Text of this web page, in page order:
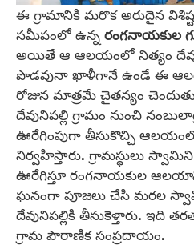
ఈ గ్రామానికి మరొక అరుదైన
సమీపంలో ఉన్నరంగనాయకుల
అయితే ఆ ఆలయంలో నిత్యం
పొడవునా ఖాళీగానే ఉండే ఈ
రోజున మాత్రమే చైతన్యం
దేవునిపల్లి గ్రామం నుంచి
ఊరేగింపుగా తీసుకొచ్చి ఆలయంలో
నిర్వహిస్తారు. గ్రామస్థులు
ఊరేగిస్తూ రంగనాయకుల
ఘనంగా పూజలు చేసి మరల
దేవునిపల్లికి తీసుకెళ్తారు. ఇది
గ్రామ పౌరాణిక సంప్రదాయం.